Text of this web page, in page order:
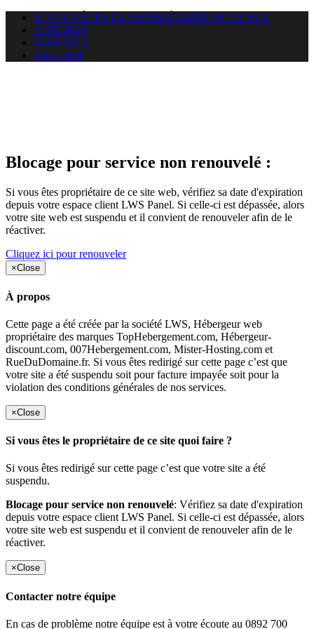
SI VOUS ÊTES LE PROPRIÉTAIRE DE CE SITE
A PROPOS
CONTACT
ENGLISH
Blocage pour service non renouvelé :
Si vous êtes propriétaire de ce site web, vérifiez sa date d'expiration
depuis votre espace client LWS Panel. Si celle-ci est dépassée, alors
votre site web est suspendu et il convient de renouveler afin de le
réactiver.
Cliquez ici pour renouveler
×Close
À propos
Cette page a été créée par la société LWS, Hébergeur web
propriétaire des marques TopHebergement.com, Hébergeur-
discount.com, 007Hebergement.com, Mister-Hosting.com et
RueDuDomaine.fr. Si vous êtes redirigé sur cette page c’est que
votre site a été suspendu soit pour facture impayée soit pour la
violation des conditions générales de nos services.
×Close
Si vous êtes le propriétaire de ce site quoi faire ?
Si vous êtes redirigé sur cette page c’est que votre site a été
suspendu.
Blocage pour service non renouvelé: Vérifiez sa date d'expiration
depuis votre espace client LWS Panel. Si celle-ci est dépassée, alors
votre site web est suspendu et il convient de renouveler afin de le
réactiver.
×Close
Contacter notre équipe
En cas de problème notre équipe est à votre écoute au 0892 700